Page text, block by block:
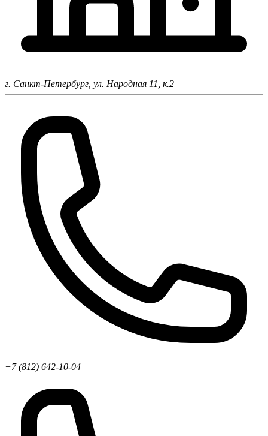
г. Санкт-Петербург, ул. Народная 11, к.2
+7 (812) 642-10-04